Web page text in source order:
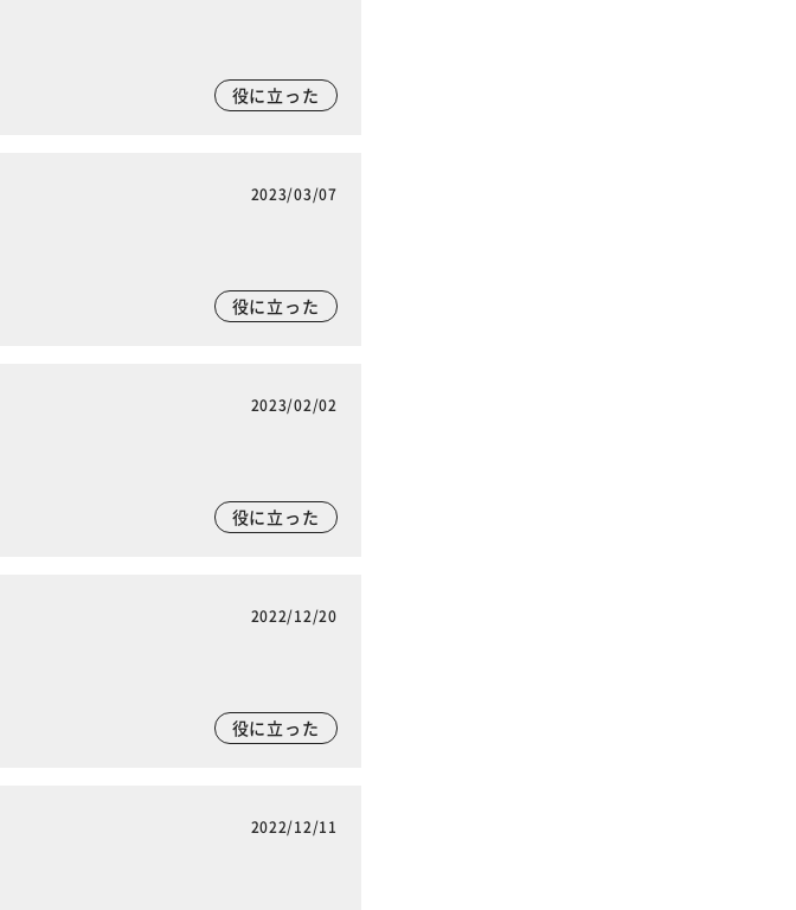
役に立った
2023/03/07
役に立った
2023/02/02
役に立った
2022/12/20
役に立った
2022/12/11